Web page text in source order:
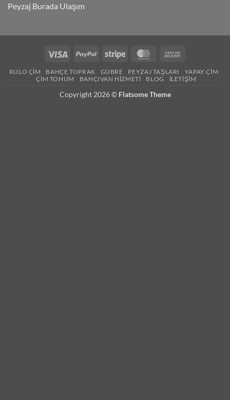
Peyzaj Burada Ulaşım
RULO ÇIM BAHÇE TOPRAK GÜBRE PEYZAJ TAŞLARI
YAPAY ÇIM
ÇIM TOHUM
BAHÇIVAN HIZMETI BLOG İLETIŞIM
Copyright 2026 © Flatsome Theme